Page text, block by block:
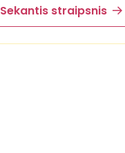
Sekantis straipsnis